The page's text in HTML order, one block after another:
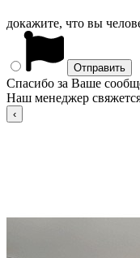
докажите, что вы
Спасибо за Ваше
Наш менеджер